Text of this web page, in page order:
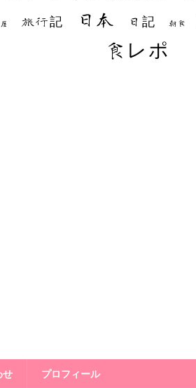
旅行記 日本 日記 朝食
食レポ
せ プロフィール